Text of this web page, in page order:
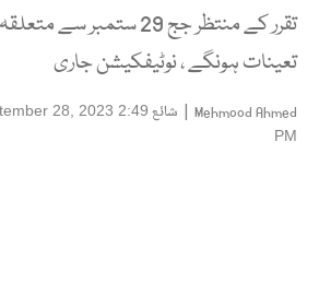
تقرر کے منتظر جج 29 ستمبر
تعینات ہونگے ، نوٹیفکیشن جاری
Mehmood Ahmed
| شائع 28, 2023 2:49
PM